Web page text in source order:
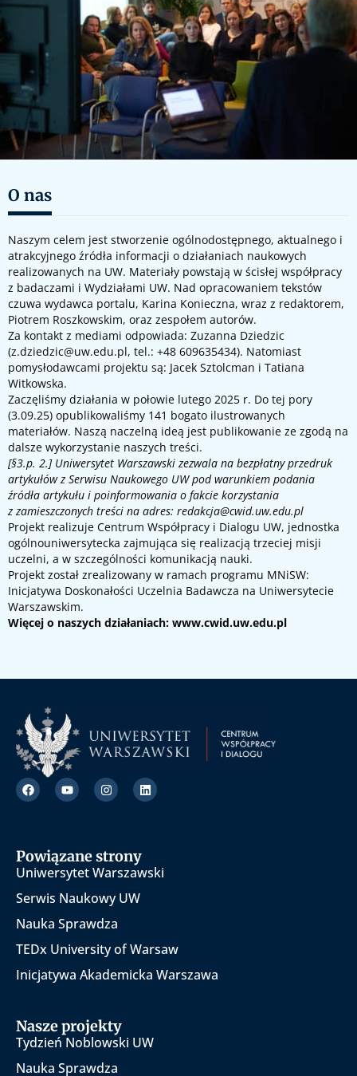
O nas
Naszym celem jest stworzenie ogólnodostępnego, aktualnego i
atrakcyjnego źródła informacji o działaniach naukowych
realizowanych na UW. Materiały powstają w ścisłej współpracy
z badaczami i Wydziałami UW. Nad opracowaniem tekstów
czuwa wydawca portalu, Karina Konieczna, wraz z redaktorem,
Piotrem Roszkowskim, oraz zespołem autorów.
Za kontakt z mediami odpowiada: Zuzanna Dziedzic
(z.dziedzic@uw.edu.pl, tel.: +48 609635434). Natomiast
pomysłodawcami projektu są: Jacek Sztolcman i Tatiana
Witkowska.
Zaczęliśmy działania w połowie lutego 2025 r. Do tej pory
(3.09.25) opublikowaliśmy 141 bogato ilustrowanych
materiałów. Naszą naczelną ideą jest publikowanie ze zgodą na
dalsze wykorzystanie naszych treści.
[§3.p. 2.] Uniwersytet Warszawski zezwala na bezpłatny przedruk
artykułów z Serwisu Naukowego UW pod warunkiem podania
źródła artykułu i poinformowania o fakcie korzystania
z zamieszczonych treści na adres: redakcja@cwid.uw.edu.pl
Projekt realizuje Centrum Współpracy i Dialogu UW, jednostka
ogólnouniwersytecka zajmująca się realizacją trzeciej misji
uczelni, a w szczególności komunikacją nauki.
Projekt został zrealizowany w ramach programu MNiSW:
Inicjatywa Doskonałości Uczelnia Badawcza na Uniwersytecie
Warszawskim.
Więcej o naszych działaniach: www.cwid.uw.edu.pl
Powiązane strony
Uniwersytet Warszawski
Serwis Naukowy UW
Nauka Sprawdza
TEDx University of Warsaw
Inicjatywa Akademicka Warszawa
Nasze projekty
Tydzień Noblowski UW
Nauka Sprawdza